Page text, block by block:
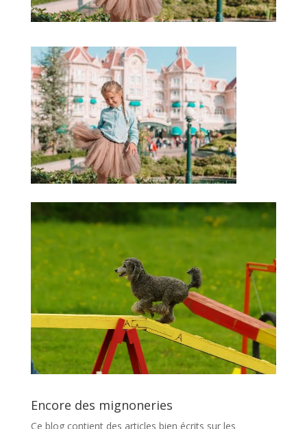
Encore des mignoneries
Ce blog contient des articles bien écrits sur les